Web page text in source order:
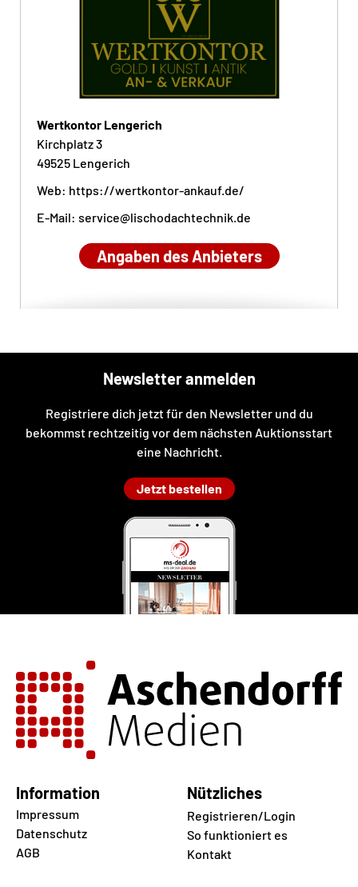
Wertkontor Lengerich
Kirchplatz 3
49525 Lengerich
Web: https://wertkontor-ankauf.de/
E-Mail: service@lischodachtechnik.de
Angaben des Anbieters
Newsletter anmelden
Registriere dich jetzt für den Newsletter und du
bekommst rechtzeitig vor dem nächsten Auktionsstart
eine Nachricht.
Jetzt bestellen
Information
Impressum
Datenschutz
AGB
Nützliches
Registrieren/Login
So funktioniert es
Kontakt